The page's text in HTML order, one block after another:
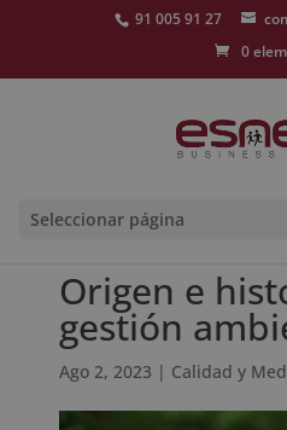
91 005 91 27
0
Seleccionar página
Origen e
gestión
Ago 2, 2023 | Calidad y